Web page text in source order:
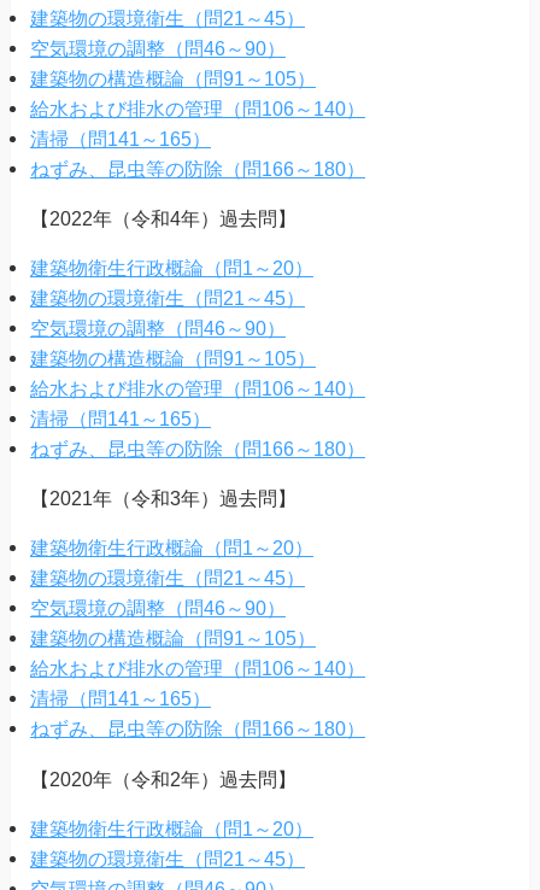
建築物の環境衛生（問21～45）
空気環境の調整（問46～90）
建築物の構造概論（問91～105）
給水および排水の管理（問106～140）
清掃（問141～165）
ねずみ、昆虫等の防除（問166～180）
【2022年（令和4年）過去問】
建築物衛生行政概論（問1～20）
建築物の環境衛生（問21～45）
空気環境の調整（問46～90）
建築物の構造概論（問91～105）
給水および排水の管理（問106～140）
清掃（問141～165）
ねずみ、昆虫等の防除（問166～180）
【2021年（令和3年）過去問】
建築物衛生行政概論（問1～20）
建築物の環境衛生（問21～45）
空気環境の調整（問46～90）
建築物の構造概論（問91～105）
給水および排水の管理（問106～140）
清掃（問141～165）
ねずみ、昆虫等の防除（問166～180）
【2020年（令和2年）過去問】
建築物衛生行政概論（問1～20）
建築物の環境衛生（問21～45）